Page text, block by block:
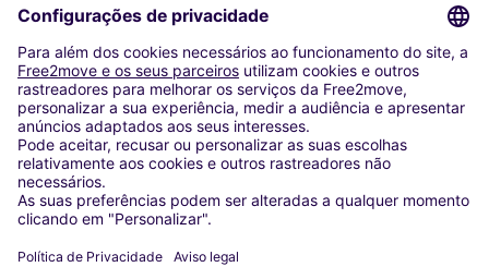
NOSSAS CIDADES
Washington DC
Milan
Rome
Turin
Vienna
Berlin
Cologne
Dusseldorf
Frankfurt
Munich